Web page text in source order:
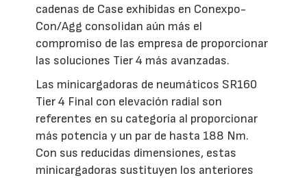
cadenas de Case exhibidas en Conexpo-
Con/Agg consolidan aún más el
compromiso de las empresa de proporcionar
las soluciones Tier 4 más avanzadas.
Las minicargadoras de neumáticos SR160
Tier 4 Final con elevación radial son
referentes en su categoría al proporcionar
más potencia y un par de hasta 188 Nm.
Con sus reducidas dimensiones, estas
minicargadoras sustituyen los anteriores